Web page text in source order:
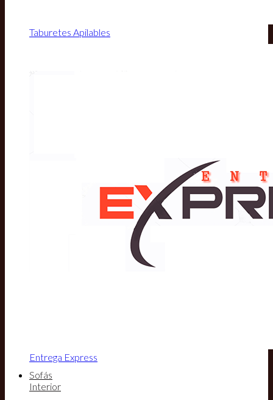
Taburetes Apilables
Entrega Express
Sofás
Interior